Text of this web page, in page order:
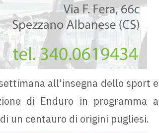
all’insegna dello sport e
di Enduro in programma a
un centauro di origini pugliesi.